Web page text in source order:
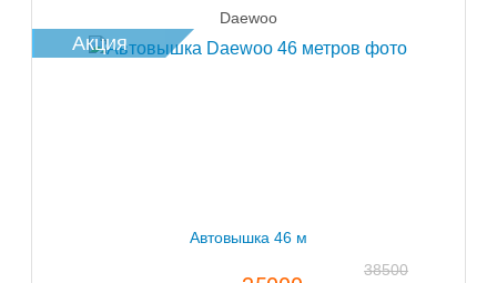
Акция
Daewoo
Автовышка 46 м
38500